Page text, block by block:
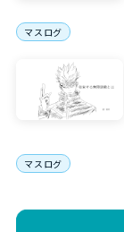
マスログ
マスログ